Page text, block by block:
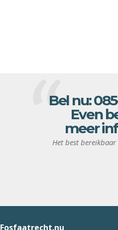
Bel nu:
Even
meer
Het best
Fosfaatrecht.nu